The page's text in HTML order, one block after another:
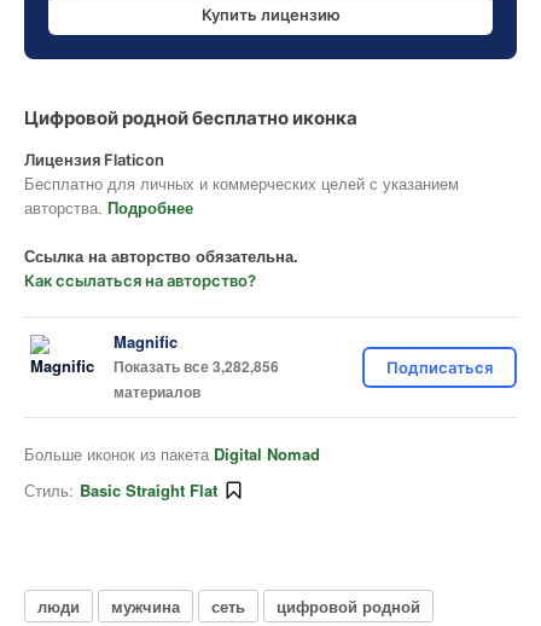
Купить лицензию
Цифровой родной бесплатно иконка
Лицензия Flaticon
Бесплатно для личных и коммерческих целей с указанием
авторства. Подробнее
Ссылка на авторство обязательна.
Как ссылаться на авторство?
Magnific
Показать все 3,282,856
материалов
Подписаться
Больше иконок из пакета Digital Nomad
Стиль: Basic Straight Flat
люди мужчина сеть цифровой родной